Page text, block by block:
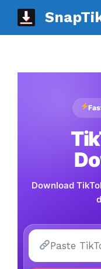
Langsung
isi
Download